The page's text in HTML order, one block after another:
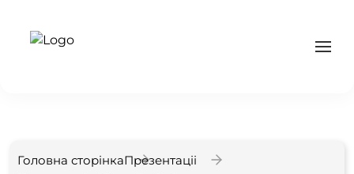
Головна сторінкаПрезентаціі